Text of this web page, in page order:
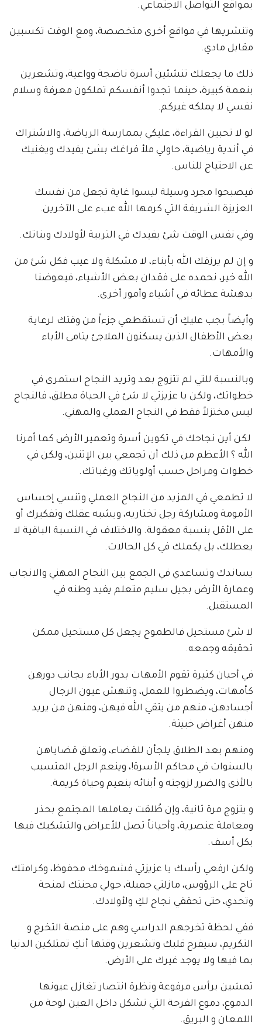
بمواقع التواصل الاجتماعي.
وتنشريها في مواقع أخرى متخصصة، ومع الوقت تكسبين
مقابل مادي.
ذلك ما يجعلك تنشئين أسرة ناضجة وواعية، وتشعرين
بنعمة كبيرة، حينما تجدوا أنفسكم تملكون معرفة وسلام
نفسي لا يملكه غيركم.
لو لا تحبين القراءة، عليكي بممارسة الرياضة، والاشتراك
في أندية رياضية، حاولي ملأ فراغك بشئ يفيدك ويغنيك
عن الاحتياج للناس.
فيصبحوا مجرد وسيلة ليسوا غاية تجعل من نفسك
العزيزة الشريفة التي كرمها الله عبء على الآخرين.
وفي نفس الوقت شئ يفيدك في التربية لأولادك وبناتك.
و إن لم يرزقك الله بأبناء، لا مشكلة ولا عيب فكل شئ من
الله خير، نحمده على فقدان بعض الأشياء، فيعوضنا
بدهشة عطائه في أشياء وأمور أخرى.
وأيضاً بجب عليكِ أن تستقطعي جزءاً من وقتك لرعاية
بعض الأطفال الذين يسكنون الملاجئ يتامى الأباء
والأمهات.
وبالنسبة للتي لم تتزوج بعد وتريد النجاح استمرى في
خطواتك، ولكن يا عزيزتي لا شئ في الحياة مطلق، فالنجاح
ليس مختزلاً فقط في النجاح العملي والمهني.
لكن أين نجاحك في تكوين أسرة وتعمير الأرض كما أمرنا
الله ؟ الأعظم من ذلك أن تجمعي بين الإثنين، ولكن في
خطوات ومراحل حسب أولوياتك ورغباتك.
لا تطمعي في المزيد من النجاح العملي وتنسي إحساس
الأمومة ومشاركة رجل تختاريه، ويشبه عقلك وتفكيرك أو
على الأقل بنسبة معقولة. والاختلاف في النسبة الباقية لا
يعطلك، بل يكملك في كل الحالات.
يساندك وتساعدي في الجمع بين النجاح المهني والانجاب
وعمارة الأرض بجيل سليم متعلم يفيد وطنه في
المستقبل.
لا شئ مستحيل فالطموح يجعل كل مستحيل ممكن
تحقيقه وجمعه.
في أحيان كثيرة تقوم الأمهات بدور الأباء بجانب دورهن
كأمهات، ويضطروا للعمل، وتنهش عيون الرجال
أجسادهن، منهم من يتقي الله فيهن، ومنهن من يريد
منهن أغراض خبيثة.
ومنهم بعد الطلاق يلجأن للقضاء، وتعلق قضاياهن
بالسنوات في محاكم الأسرة!، وينعم الرجل المتسبب
بالأذى والضرر لزوجته و أبنائه بنعيم وحياة كريمة.
و يتزوج مرة ثانية، وإن طُلقت يعاملها المجتمع بحذر
ومعاملة عنصرية، وأحياناً تصل للأعراض والتشكيك فيها
بكل أسف.
ولكن ارفعي رأسك يا عزيزتي فشموخك محفوظ، وكرامتك
تاج على الرؤوس، مازلتي جميلة، حولي محنتك لمنحة
وتحدي، حتى تحققي نجاح لكِ ولأولادك.
ففي لحظة تخرجهم الدراسي وهم على منصة التخرج و
التكريم، سيفرح قلبك وتشعرين وقتها أنكِ تمتلكين الدنيا
بما فيها ولا يوجد غيرك على الأرض.
تمشين برأس مرفوعة ونظرة انتصار تغازل عيونها
الدموع، دموع الفرحة التي تشكل داخل العين لوحة من
اللمعان و البريق.